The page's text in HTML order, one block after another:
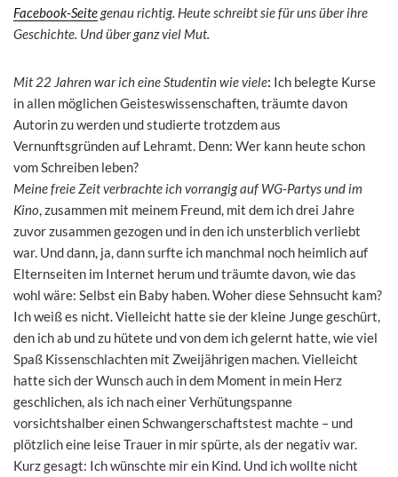
Facebook-Seitegenau richtig. Heute schreibt sie für uns über ihre
Geschichte. Und über ganz viel Mut.
Mit 22 Jahren war ich eine Studentin wie viele: Ich belegte Kurse
in allen möglichen Geisteswissenschaften, träumte davon
Autorin zu werden und studierte trotzdem aus
Vernunftsgründen auf Lehramt. Denn: Wer kann heute schon
vom Schreiben leben?
Meine freie Zeit verbrachte ich vorrangig auf WG-Partys und im
Kino, zusammen mit meinem Freund, mit dem ich drei Jahre
zuvor zusammen gezogen und in den ich unsterblich verliebt
war. Und dann, ja, dann surfte ich manchmal noch heimlich auf
Elternseiten im Internet herum und träumte davon, wie das
wohl wäre: Selbst ein Baby haben. Woher diese Sehnsucht kam?
Ich weiß es nicht. Vielleicht hatte sie der kleine Junge geschürt,
den ich ab und zu hütete und von dem ich gelernt hatte, wie viel
Spaß Kissenschlachten mit Zweijährigen machen. Vielleicht
hatte sich der Wunsch auch in dem Moment in mein Herz
geschlichen, als ich nach einer Verhütungspanne
vorsichtshalber einen Schwangerschaftstest machte – und
plötzlich eine leise Trauer in mir spürte, als der negativ war.
Kurz gesagt: Ich wünschte mir ein Kind. Und ich wollte nicht